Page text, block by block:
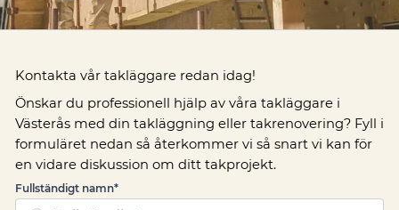
Kontakta vår takläggare redan idag!
Önskar du professionell hjälp av våra takläggare i
Västerås med din takläggning eller takrenovering? Fyll i
formuläret nedan så återkommer vi så snart vi kan för
en vidare diskussion om ditt takprojekt.
Fullständigt namn*